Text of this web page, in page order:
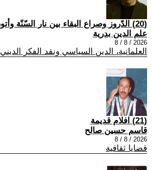
(20) الدّروز وصراع البقاء بين نار السّنّة وأتون التّشييع
علم الدين بدرية
2026 / 8 / 8
العلمانية، الدين السياسي ونقد الفكر الديني
(21) افلام قديمة
قاسم حسين صالح
2026 / 8 / 8
قضايا ثقافية